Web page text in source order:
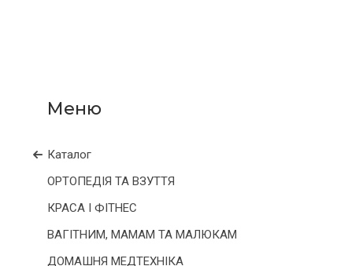
Каталог
ОРТОПЕДІЯ ТА ВЗУТТЯ
КРАСА І ФІТНЕС
ВАГІТНИМ, МАМАМ ТА МАЛЮКАМ
ДОМАШНЯ МЕДТЕХНІКА